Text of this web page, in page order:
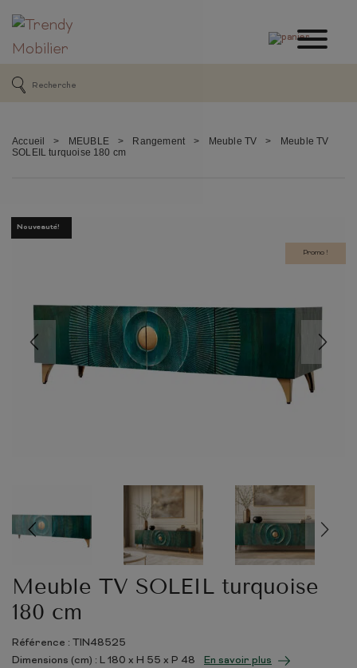
Accueil > MEUBLE > Rangement > Meuble TV >
Meuble TV
SOLEIL turquoise 180 cm
Nouveauté!
Promo !
Meuble TV SOLEIL turquoise
180 cm
Référence : TIN48525
Dimensions (cm) : L180 x H 55 x P 48 En savoir plus